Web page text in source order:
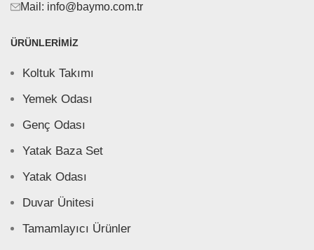
Mail: info@baymo.com.tr
ÜRÜNLERIMIZ
Koltuk Takımı
Yemek Odası
Genç Odası
Yatak Baza Set
Yatak Odası
Duvar Ünitesi
Tamamlayıcı Ürünler